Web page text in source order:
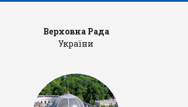
Верховна Рада
України